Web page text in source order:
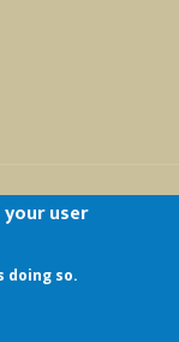
- African
user
doing so.